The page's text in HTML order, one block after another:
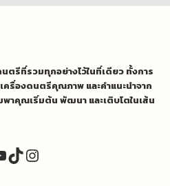
รีที่รวมทุกอย่างไว้ในที่เดียว ทั้งการ
รื่องดนตรีคุณภาพ และคำแนะนำจาก
าคุณเริ่มต้น พัฒนา และเติบโตในเส้น
TikTok
Instagram